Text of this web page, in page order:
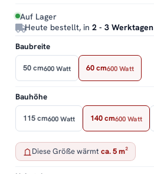
Auf Lager
Heute bestellt, in 2 - 3 Werktagen
Baubreite
50 cm600 Watt 60 cm600 Watt
Bauhöhe
115 cm600 Watt 140 cm600 Watt
Diese Größe wärmt ca. 5 m²